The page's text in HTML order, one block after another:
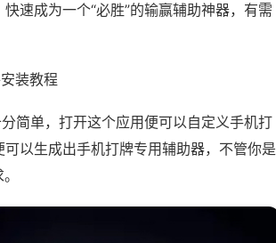
速成为一个“必胜”的输赢辅助神器，有需
装教程
简单，打开这个应用便可以自定义手机打
以生成出手机打牌专用辅助器，不管你是